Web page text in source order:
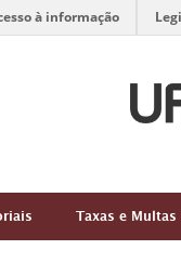
à informação
Taxas e Multas